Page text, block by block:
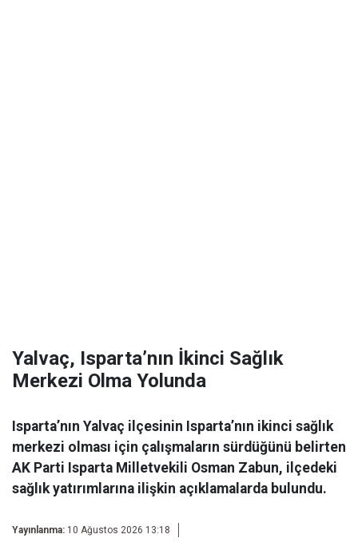
Yalvaç, Isparta’nın İkinci Sağlık
Merkezi Olma Yolunda
Isparta’nın Yalvaç ilçesinin Isparta’nın ikinci sağlık
merkezi olması için çalışmaların sürdüğünü belirten
AK Parti Isparta Milletvekili Osman Zabun, ilçedeki
sağlık yatırımlarına ilişkin açıklamalarda bulundu.
Yayınlanma: 10 Ağustos 2026 13:18